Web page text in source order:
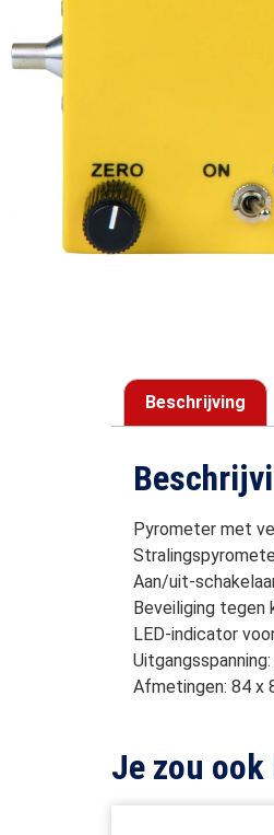
Beschrijving
Pyrometer met
Aan/uit-
Beveiliging tegen
LED-indicator
Afmetingen: 84 x
Je zou